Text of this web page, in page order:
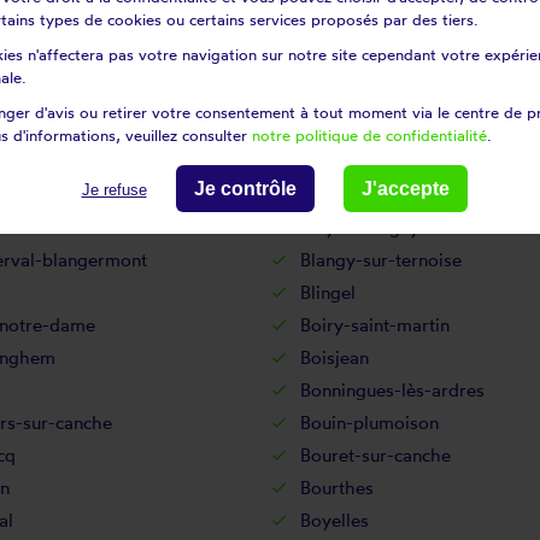
Berck
au-bois
Berles-monchel
Beugnâtre
Beuvrequen
saint-vaast
Biefvillers-lès-bapaume
blangermont
Blangy-sur-ternoise
Blingel
dame
Boiry-saint-martin
Boisjean
Bonningues-lès-ardres
sur-canche
Bouin-plumoison
Bouret-sur-canche
Bourthes
Boyelles
types de cookies ou certains services proposés par des tiers.
n'affectera pas votre navigation sur notre site cependant votre
d'avis ou retirer votre consentement à tout moment via le centre de
d'informations, veuillez consulter notre politique de confidentialité
Je refuse Je contrôle J'accepte